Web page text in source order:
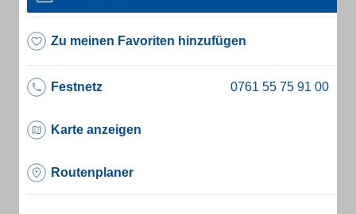
Zu meinen Favoriten hinzufügen
Festnetz
Karte anzeigen
Routenplaner